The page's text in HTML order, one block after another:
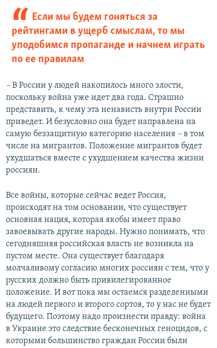
Если мы будем гоняться за
рейтингами в ущерб смыслам, то мы
уподобимся пропаганде и начнем играть
по ее правилам
– В России у людей накопилось много злости,
поскольку война уже идет два года. Страшно
представить, к чему эта ненависть внутри России
приведет. И безусловно она будет направлена на
самую беззащитную категорию населения – в том
числе на мигрантов. Положение мигрантов будет
ухудшаться вместе с ухудшением качества жизни
россиян.
Все войны, которые сейчас ведет Россия,
происходят на том основании, что существует
основная нация, которая якобы имеет право
завоевывать другие народы. Нужно понимать, что
сегодняшняя российская власть не возникла на
пустом месте. Она существует благодаря
молчаливому согласию многих россиян с тем, что у
русских должно быть привилегированное
положение. И вот пока мы остаемся разделенными
на людей первого и второго сортов, то у нас не будет
будущего. Поэтому надо произнести правду: война
в Украине это следствие бесконечных геноцидов, с
которыми большинство граждан России были